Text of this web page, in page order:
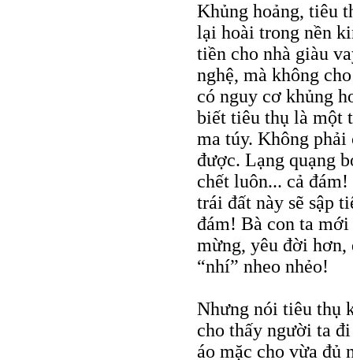
Khủng hoảng, tiêu
lại hoài trong nền
tiền cho nhà giàu
nghệ, mà không
có nguy cơ khủng
biết tiêu thụ là một
ma túy. Không
được. Lạng quạng
chết luôn... cả
trái đất này sẽ sập
đám! Bà con ta
mừng, yêu đời
“nhí” nheo nhẻo!
Nhưng nói tiêu thụ
cho thấy người ta
áo mặc cho vừa đủ